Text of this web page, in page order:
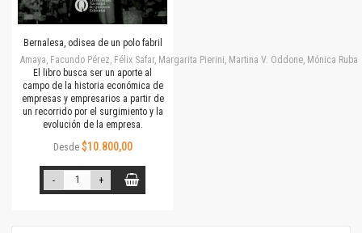
Bernalesa, odisea de un polo fabril
Amaya, Facundo Pérez, Félix Safar, Margarita Pierini, Martina V. Oddone, Mónica
El libro busca ser un aporte al
campo de la historia económica de
empresas y empresarios a partir de
un recorrido por el surgimiento y la
evolución de la empresa.
Desde $10.800,00
- +